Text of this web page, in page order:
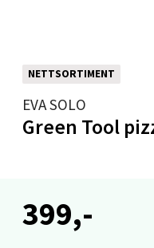
NETTSORTIMENT
EVA SOLO
Green Tool
399,-
Mandal - Alti
0 i butikk